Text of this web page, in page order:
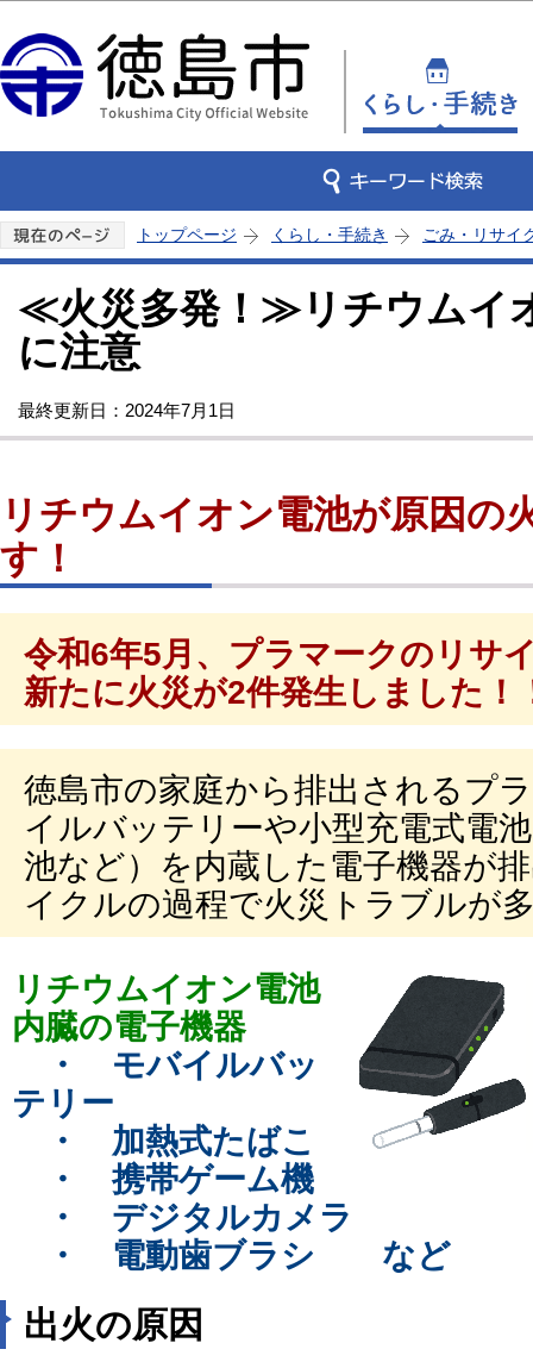
トップページ くらし・手続き ごみ・リサイ
≪火災多発！≫リチウムイ
に注意
最終更新日：2024年7月1日
リチウムイオン電池が原因の
す！
令和6年5月、プラマークのリサ
新たに火災が2件発生しました！
徳島市の家庭から排出されるプ
イルバッテリーや小型充電式電
池など）を内蔵した電子機器が
イクルの過程で火災トラブルが
リチウムイオン電池
内臓の電子機器
・ モバイルバッ
テリー
・ 加熱式たばこ
・ 携帯ゲーム機
・ デジタルカメラ
・ 電動歯ブラシ など
出火の原因